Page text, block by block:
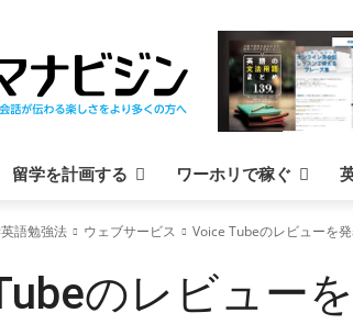
留学を計画する ワーホリで稼ぐ
語勉強法 ウェブサービス Voice Tubeのレビューを
のレビュー